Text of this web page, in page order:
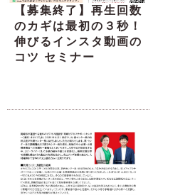
【募集終了】再生回数
のカギは最初の３秒！
伸びるインスタ動画の
コツ セミナー